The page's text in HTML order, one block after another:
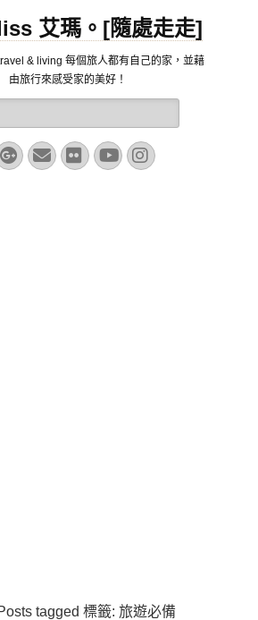
艾瑪。[隨處走走]
& living 每個旅人都有自己的家，並藉
由旅行來感受家的美好！
Googleplus
EmailFlickrYouTube
Instagram
tagged 標籤: 旅遊必備